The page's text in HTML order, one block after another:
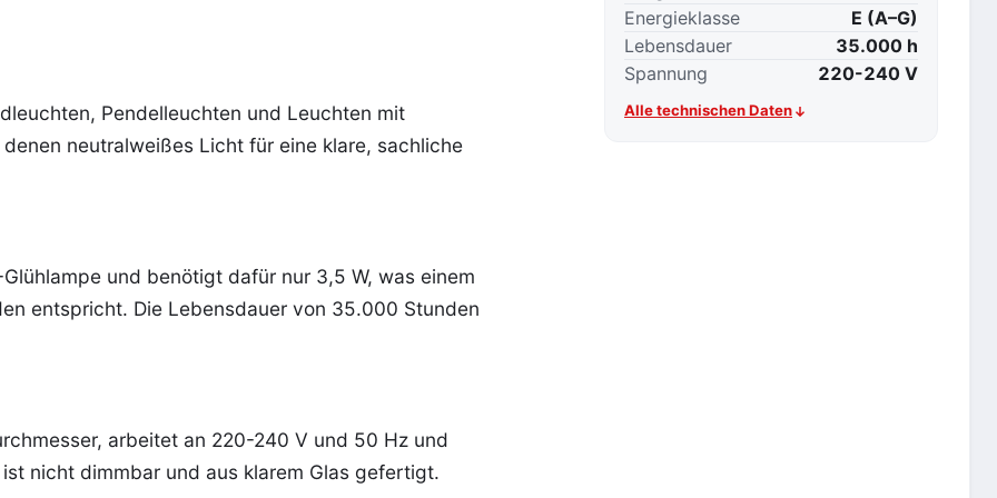
Pendelleuchten und Leuchten mit
neutralweißes Licht für eine klare, sachliche
und benötigt dafür nur 3,5 W, was einem
entspricht. Die Lebensdauer von 35.000 Stunden
arbeitet an 220-240 V und 50 Hz und
nicht dimmbar und aus klarem Glas gefertigt.
Energieklasse
E (A–G)
Lebensdauer
35.000 h
Spannung
220-240 V
Alle technischen Daten